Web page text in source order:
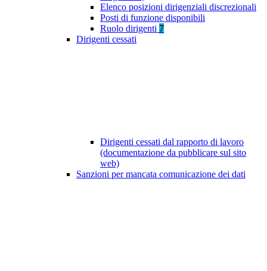
Elenco posizioni dirigenziali discrezionali
Posti di funzione disponibili
Ruolo dirigenti 7
Dirigenti cessati
Dirigenti cessati dal rapporto di lavoro
(documentazione da pubblicare sul sito
web)
Sanzioni per mancata comunicazione dei dati